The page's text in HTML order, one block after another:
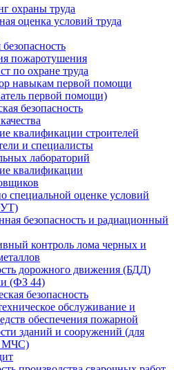
охраны труда
оценка условий труда
пожаротушения
по охране труда
навыкам первой помощи
первой помощи)
безопасность
квалификации строителей
и специалисты
лабораторий
квалификации
специальной оценке условий
безопасность и радиационный
контроль лома черных и
дорожного движения (БДД)
(ФЗ 44)
безопасность
обслуживание и
обеспечения пожарной
зданий и сооружений (для
МЧС)